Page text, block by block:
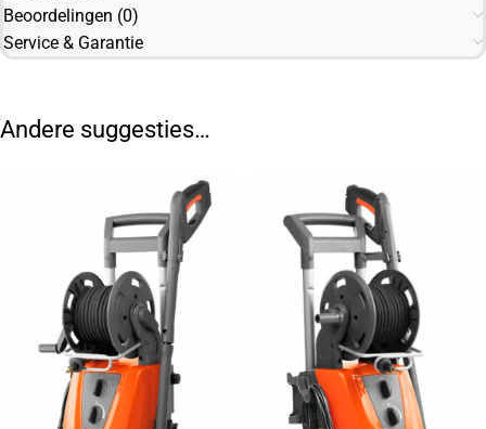
Beoordelingen (0)
Service & Garantie
Andere suggesties…